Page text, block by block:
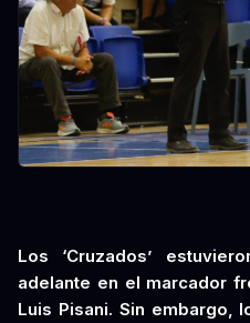
Los ‘Cruzados’
adelante en el marcador
Luis Pisani. Sin embargo,